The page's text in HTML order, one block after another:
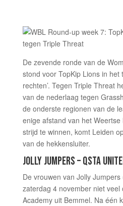
De zevende ronde van de
stond voor TopKip Lions in het
rechten’. Tegen Triple Threat
van de nederlaag tegen
de onderste regionen van de
enige afstand van het
strijd te winnen, komt Leiden
van de hekkensluiter.
JOLLY JUMPERS – QSTA
De vrouwen van Jolly
zaterdag 4 november niet veel
Academy uit Bemmel. Na één